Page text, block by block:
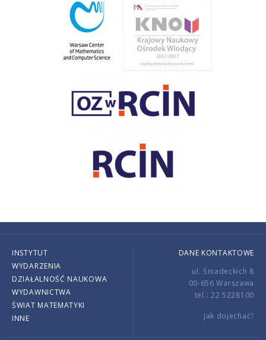
INSTYTUT
WYDARZENIA
DZIAŁALNOŚĆ NAUKOWA
WYDAWNICTWA
ŚWIAT MATEMATYKI
INNE
DANE KONTAKTOWE
ul. Śniadeckich 8
00-656 Warszawa
tel.: 22 5228100
Jak dojechać?